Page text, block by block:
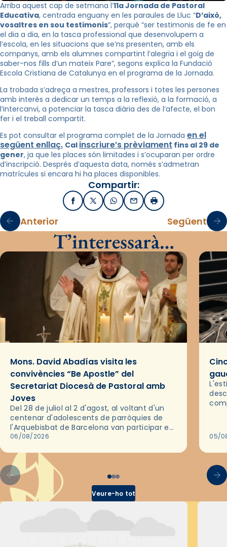
Arriba aquest cap de setmana l’11a Jornada de Pastoral
Educativa, centrada enguany en les paraules de Lluc “D’això,
vosaltres en sou testimonis“, perquè “ser testimonis de fe en
el dia a dia, en la tasca professional que desenvolupem a
l’escola, en les situacions que se’ns presenten, amb els
companys, amb els alumnes compartint l’alegria i el goig de
saber-nos fills d’un mateix Pare”, segons explica la Fundació
Escola Cristiana de Catalunya en el programa de la Jornada.
La trobada s’adreça a mestres, professors i totes les persones
amb interès a dedicar un temps a la reflexió, a la formació, a
l’intercanvi, a potenciar la tasca diària des de l’afecte, el bon
fer i el treball compartit.
Es pot consultar el programa complet de la Jornada en el
següent enllaç. Cal inscriure’s prèviament fins al 29 de
gener, ja que les places són limitades i s’ocuparan per ordre
d’inscripció. Després d’aquesta data, només s’admetran
matrícules si encara hi ha places disponibles.
Compartir:
FacebookX / TwitterWhatsApp
EmailImprimir
Anterior Següent
T’interessarà…
Mons. David Abadías visita les
convivències “Be Apostle” del
Secretariat Diocesà de Pastoral amb
Joves
Del 28 de juliol al 2 d'agost, al voltant d'un
centenar d'adolescents de parròquies de
l'Arquebisbat de Barcelona van participar en
les convivències Be Apostle, organitzades
06/08/2026 05/
Veure-ho tot